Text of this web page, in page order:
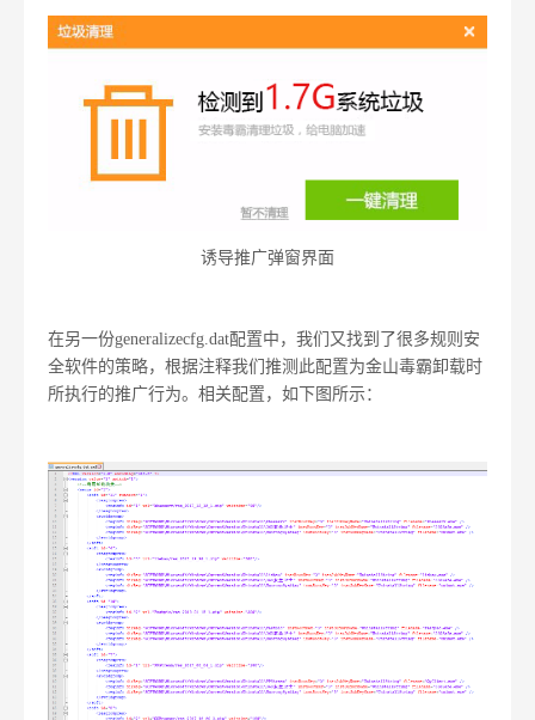
诱导推广弹窗界面
在另一份generalizecfg.dat配置中，我们又找到了很多规则安
全软件的策略，根据注释我们推测此配置为金山毒霸卸载时
所执行的推广行为。相关配置，如下图所示：